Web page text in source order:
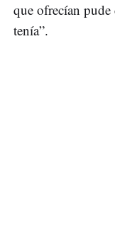
que ofrecían
tenía”.